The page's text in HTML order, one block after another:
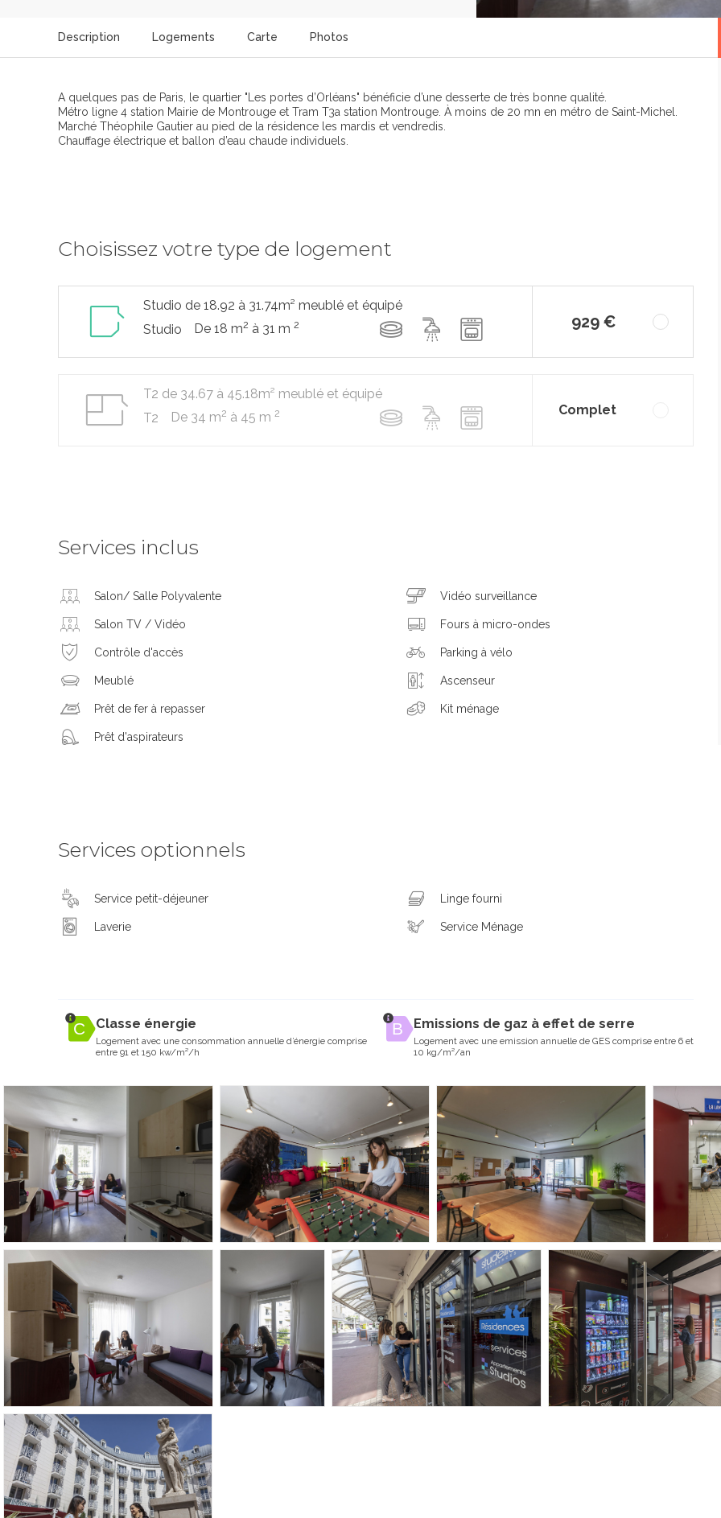
Description Logements Carte Photos
A quelques pas de Paris, le quartier "Les portes d’Orléans" bénéficie d’une desserte de très bonne qualité.
Métro ligne 4 station Mairie de Montrouge et Tram T3a station Montrouge. À moins de 20 mn en métro de Saint-Michel.
Marché Théophile Gautier au pied de la résidence les mardis et vendredis.
Chauffage électrique et ballon d’eau chaude individuels.
Choisissez votre type de logement
Studio de 18.92 à 31.74m² meublé et équipé
Studio
De 18 m2 à 31 m 2 929 €
T2 de 34.67 à 45.18m² meublé et équipé
T2
De 34 m2 à 45 m 2 Complet
Services inclus
Salon/ Salle Polyvalente
Salon TV / Vidéo
Contrôle d'accès
Meublé
Prêt de fer à repasser
Prêt d'aspirateurs
Vidéo surveillance
Fours à micro-ondes
Parking à vélo
Ascenseur
Kit ménage
Services optionnels
Service petit-déjeuner
Laverie
Linge fourni
Service Ménage
Classe énergie
Logement avec une consommation annuelle d’énergie comprise
entre 91 et 150 kw/m²/h
Emissions de gaz à effet de serre
Logement avec une emission annuelle de GES comprise entre 6 et
10 kg/m²/an